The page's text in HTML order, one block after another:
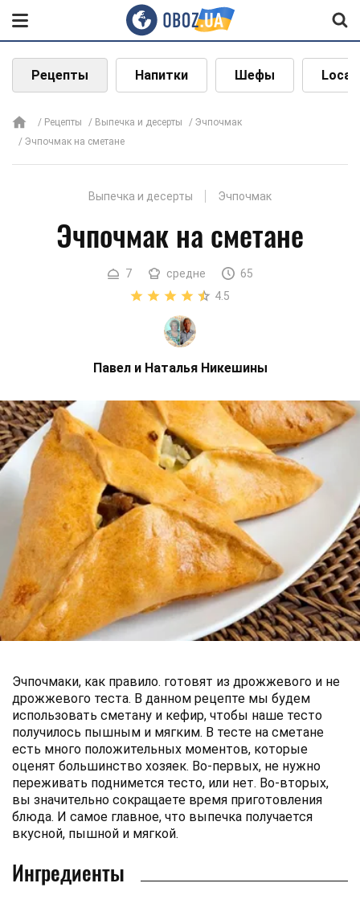
Рецепты Напитки Шефы Local
Рецепты Выпечка и десерты
Эчпочмак
Эчпочмак на сметане
Выпечка и десерты Эчпочмак
Эчпочмак на сметане
7 средне
65
4.5
Павел и Наталья Никешины
Эчпочмаки, как правило. готовят из дрожжевого и не
дрожжевого теста. В данном рецепте мы будем
использовать сметану и кефир, чтобы наше тесто
получилось пышным и мягким. В тесте на сметане
есть много положительных моментов, которые
оценят большинство хозяек. Во-первых, не нужно
переживать поднимется тесто, или нет. Во-вторых,
вы значительно сокращаете время приготовления
блюда. И самое главное, что выпечка получается
вкусной, пышной и мягкой.
Ингредиенты